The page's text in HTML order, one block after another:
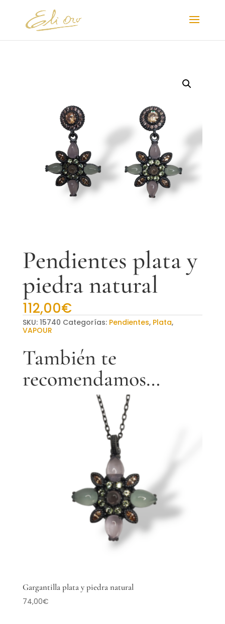
Pendientes plata y
piedra natural
112,00€
SKU: 15740 Categorías: Pendientes, Plata,
VAPOUR
También te
recomendamos…
Gargantilla plata y piedra natural
74,00€